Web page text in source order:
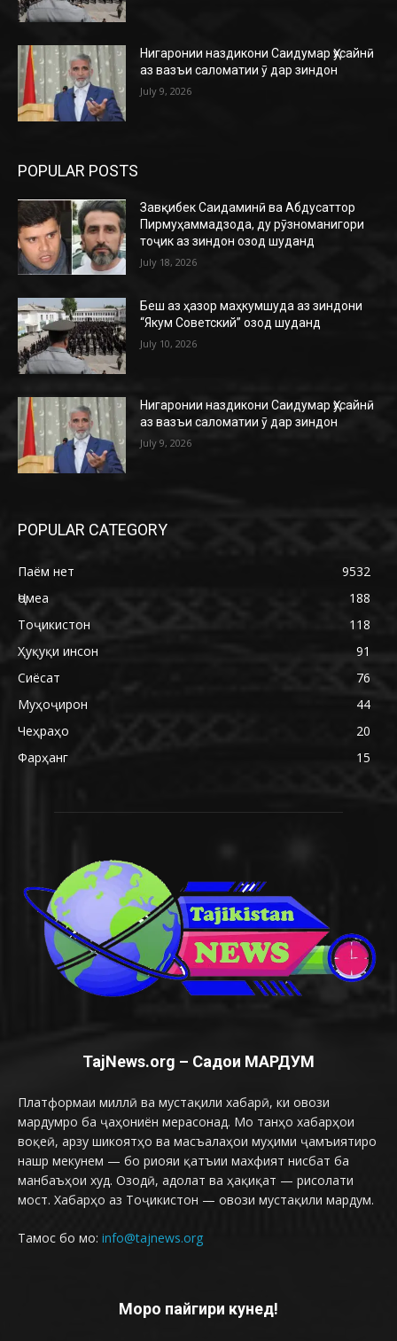
Нигаронии наздикони Саидумар Ҳусайнӣ
аз вазъи саломатии ӯ дар зиндон
July 9, 2026
POPULAR POSTS
Завқибек Саидаминӣ ва Абдусаттор
Пирмуҳаммадзода, ду рӯзноманигори
тоҷик аз зиндон озод шуданд
July 18, 2026
Беш аз ҳазор маҳкумшуда аз зиндони
“Якум Советский” озод шуданд
July 10, 2026
Нигаронии наздикони Саидумар Ҳусайнӣ
аз вазъи саломатии ӯ дар зиндон
July 9, 2026
POPULAR CATEGORY
Паём нет
9532
Ҷомеа
188
Тоҷикистон
118
Ҳуқуқи инсон
91
Сиёсат
76
Муҳоҷирон
44
Чеҳраҳо
20
Фарҳанг
15
TajNews.org – Садои МАРДУМ
Платформаи миллӣ ва мустақили хабарӣ, ки овози
мардумро ба ҷаҳониён мерасонад. Мо танҳо хабарҳои
воқеӣ, арзу шикоятҳо ва масъалаҳои муҳими ҷамъиятиро
нашр мекунем — бо риояи қатъии махфият нисбат ба
манбаъҳои худ. Озодӣ, адолат ва ҳақиқат — рисолати
мост. Хабарҳо аз Тоҷикистон — овози мустақили мардум.
Тамос бо мо: info@tajnews.org
Моро пайгири кунед!